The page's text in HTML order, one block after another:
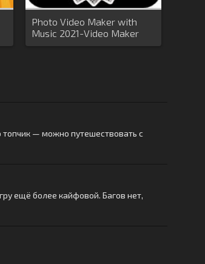
Photo Video Maker with
Music 2021-Video Maker
2021
топчик — можно путешествовать с
ещё более кайфовой. Багов нет,